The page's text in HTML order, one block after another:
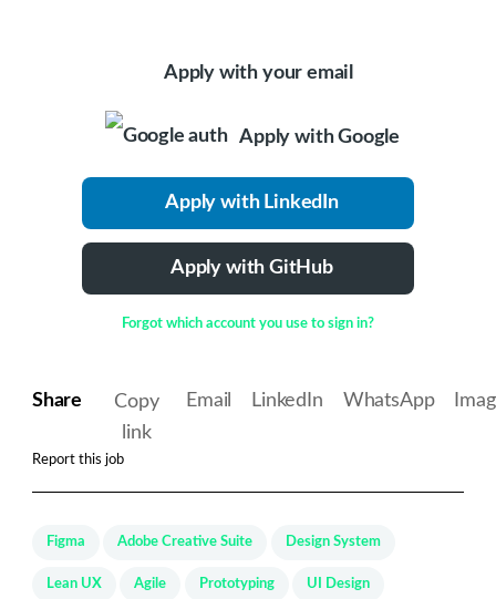
Apply with your email
Apply with Google
Apply with LinkedIn
Apply with GitHub
Forgot which account you use to sign in?
Share
Copy
link
Email LinkedIn WhatsApp
Report this job
Figma Adobe Creative Suite Design System
Lean UX Agile Prototyping UI Design